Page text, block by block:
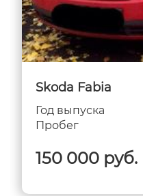
Skoda Fabia
Год выпуска
Пробег
150 000 руб.